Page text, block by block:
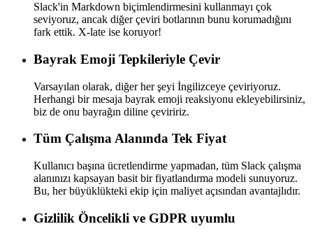
Slack'in Markdown biçimlendirmesini kullanmayı çok
seviyoruz, ancak diğer çeviri botlarının bunu korumadığını
fark ettik. X-late ise koruyor!
Bayrak Emoji Tepkileriyle Çevir
Varsayılan olarak, diğer her şeyi İngilizceye çeviriyoruz.
Herhangi bir mesaja bayrak emoji reaksiyonu ekleyebilirsiniz,
biz de onu bayrağın diline çeviririz.
Tüm Çalışma Alanında Tek Fiyat
Kullanıcı başına ücretlendirme yapmadan, tüm Slack çalışma
alanınızı kapsayan basit bir fiyatlandırma modeli sunuyoruz.
Bu, her büyüklükteki ekip için maliyet açısından avantajlıdır.
Gizlilik Öncelikli ve GDPR uyumlu